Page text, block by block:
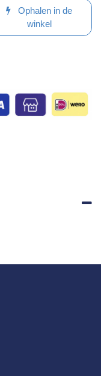
Ophalen in de
winkel